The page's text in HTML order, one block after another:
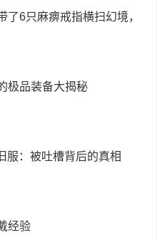
了6只麻痹戒指横扫幻境，
极品装备大揭秘
服：被吐槽背后的真相
经验